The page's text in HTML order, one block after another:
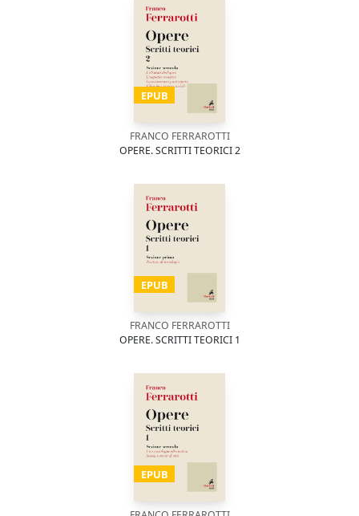
EPUB
FRANCO FERRAROTTI
OPERE. SCRITTI TEORICI 2
EPUB
FRANCO FERRAROTTI
OPERE. SCRITTI TEORICI 1
EPUB